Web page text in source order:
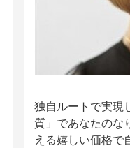
独自ルートで実現
質」であなたのな
える嬉しい価格で